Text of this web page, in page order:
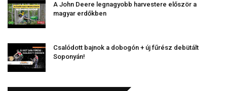
A John Deere legnagyobb harvestere először a
magyar erdőkben
Csalódott bajnok a dobogón + új fűrész debütált
Soponyán!